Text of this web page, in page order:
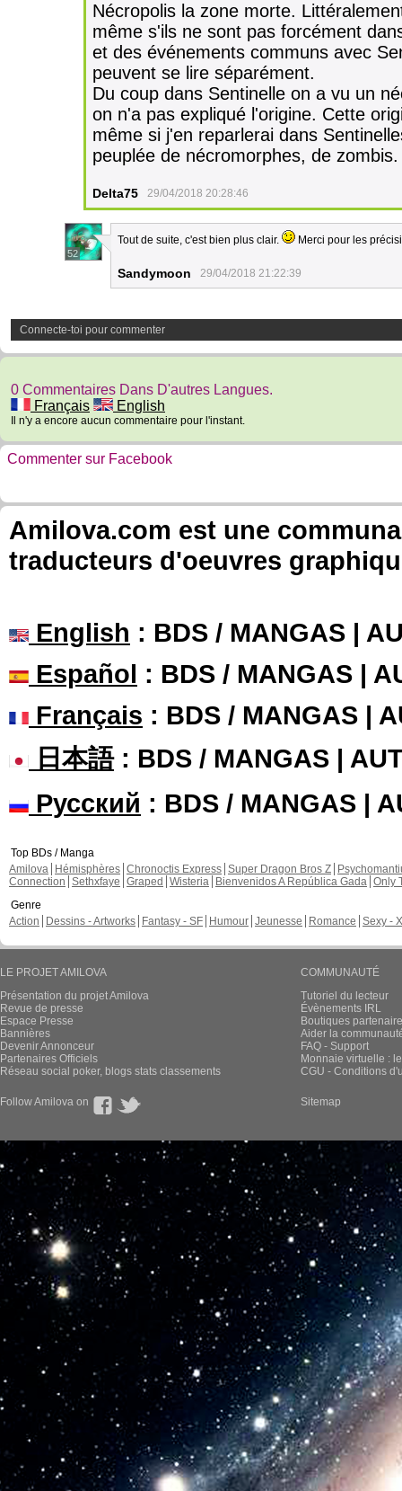
Nécropolis la zone morte.
même s'ils ne sont pas forcément
et des événements communs avec
peuvent se lire séparément.
Du coup dans Sentinelle on a vu un
on n'a pas expliqué l'origine. Cette
même si j'en reparlerai dans
peuplée de nécromorphes, de
Delta75 29/04/2018 20:28:46
52
Tout de suite, c'est bien plus clair. Merci pour les
Sandymoon 29/04/2018 21:22:39
Connecte-toi pour commenter
0 Commentaires Dans D'autres Langues.
Français
English
Il n'y a encore aucun commentaire pour l'instant.
Commenter sur Facebook
Amilova.com est une
traducteurs d'oeuvres
English : BDS / MANGAS |
Español : BDS / MANGAS |
Français : BDS / MANGAS |
日本語: BDS / MANGAS |
Русский : BDS / MANGAS |
Top BDs / Manga
Amilova
Hémisphères Chronoctis Express Super Dragon Bros Z
Connection Sethxfaye Graped Wisteria Bienvenidos A República Gada Only
Genre
Action
Dessins - Artworks Fantasy - SF Humour Jeunesse Romance Sexy -
LE PROJET AMILOVA
Présentation du projet Amilova
Revue de presse
Espace Presse
Bannières
Devenir Annonceur
Partenaires Officiels
Réseau social poker, blogs stats classements
COMMUNAUTÉ
Tutoriel du lecteur
Évènements IRL
Boutiques
Aider la
FAQ - Support
Monnaie virtuelle :
CGU - Conditions
Follow Amilova on Sitemap